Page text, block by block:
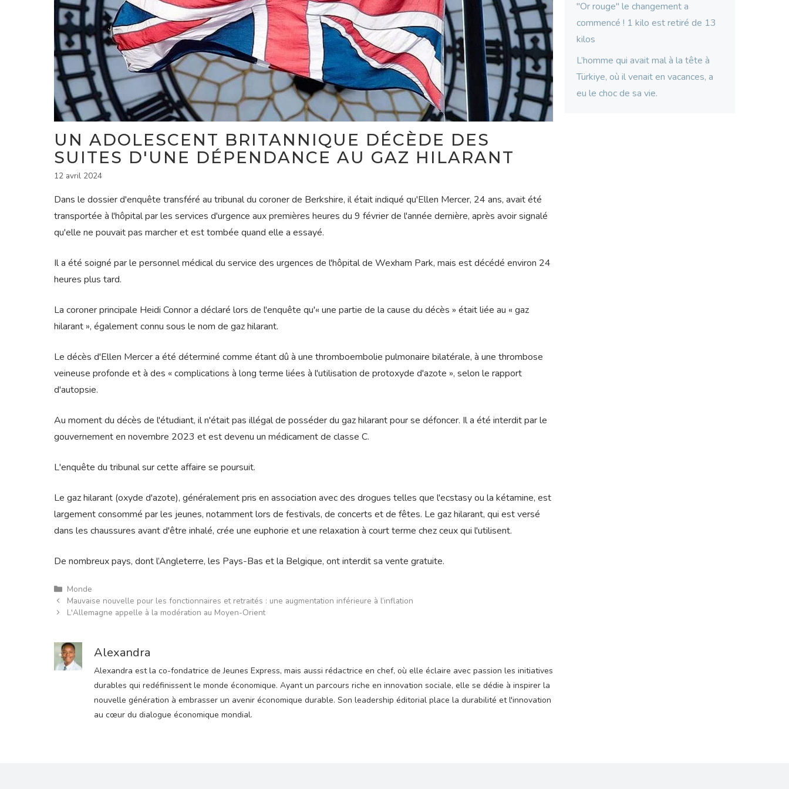
UN ADOLESCENT BRITANNIQUE DÉCÈDE DES
SUITES D'UNE DÉPENDANCE AU GAZ HILARANT
12 avril 2024
Dans le dossier d'enquête transféré au tribunal du coroner de Berkshire, il était indiqué qu'Ellen Mercer, 24 ans, avait été
transportée à l'hôpital par les services d'urgence aux premières heures du 9 février de l'année dernière, après avoir signalé
qu'elle ne pouvait pas marcher et est tombée quand elle a essayé.
Il a été soigné par le personnel médical du service des urgences de l'hôpital de Wexham Park, mais est décédé environ 24
heures plus tard.
La coroner principale Heidi Connor a déclaré lors de l'enquête qu'« une partie de la cause du décès » était liée au « gaz
hilarant », également connu sous le nom de gaz hilarant.
Le décès d'Ellen Mercer a été déterminé comme étant dû à une thromboembolie pulmonaire bilatérale, à une thrombose
veineuse profonde et à des « complications à long terme liées à l'utilisation de protoxyde d'azote », selon le rapport
d'autopsie.
Au moment du décès de l'étudiant, il n'était pas illégal de posséder du gaz hilarant pour se défoncer. Il a été interdit par le
gouvernement en novembre 2023 et est devenu un médicament de classe C.
L'enquête du tribunal sur cette affaire se poursuit.
Le gaz hilarant (oxyde d'azote), généralement pris en association avec des drogues telles que l'ecstasy ou la kétamine, est
largement consommé par les jeunes, notamment lors de festivals, de concerts et de fêtes. Le gaz hilarant, qui est versé
dans les chaussures avant d'être inhalé, crée une euphorie et une relaxation à court terme chez ceux qui l'utilisent.
De nombreux pays, dont l’Angleterre, les Pays-Bas et la Belgique, ont interdit sa vente gratuite.
Catégories
Monde
Mauvaise nouvelle pour les fonctionnaires et retraités : une augmentation inférieure à l’inflation
L'Allemagne appelle à la modération au Moyen-Orient
Alexandra
Alexandra est la co-fondatrice de Jeunes Express, mais aussi rédactrice en chef, où elle éclaire avec passion les initiatives
durables qui redéfinissent le monde économique. Ayant un parcours riche en innovation sociale, elle se dédie à inspirer la
nouvelle génération à embrasser un avenir économique durable. Son leadership éditorial place la durabilité et l'innovation
au cœur du dialogue économique mondial.
"Or rouge" le changement a
commencé ! 1 kilo est retiré de 13
kilos
L’homme qui avait mal à la tête à
Türkiye, où il venait en vacances, a
eu le choc de sa vie.